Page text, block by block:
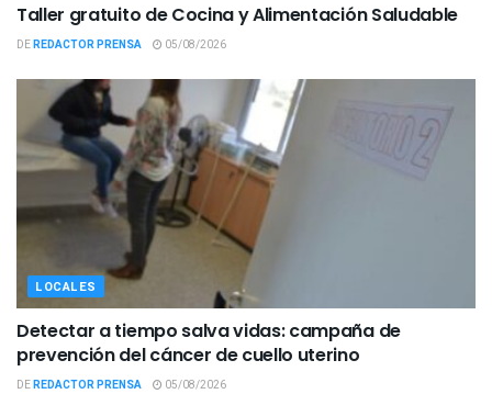
Taller gratuito de Cocina y Alimentación Saludable
DEREDACTOR PRENSA 05/08/2026
LOCALES
Detectar a tiempo salva vidas: campaña de
prevención del cáncer de cuello uterino
DEREDACTOR PRENSA 05/08/2026